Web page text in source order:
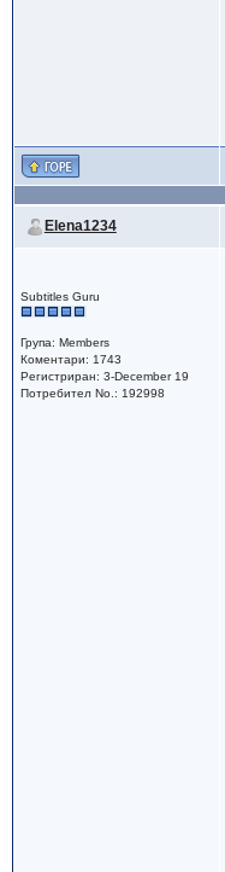
Elena1234
Subtitles Guru
Група: Members
Коментари: 1743
Регистриран: 3-December 19
Потребител No.: 192998